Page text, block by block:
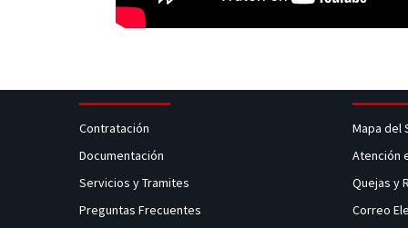
Contratación
Documentación
Servicios y Tramites
Preguntas Frecuentes
Mapa del
Atención
Quejas y
Correo